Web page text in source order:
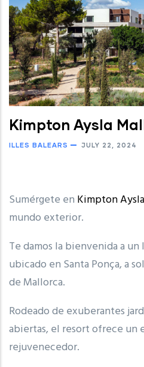
Kimpton Aysla
ILLES BALEARS JULY 22, 2024
Sumérgete en Kimpton
mundo exterior.
Te damos la bienvenida a
ubicado en Santa Ponça, a
de Mallorca.
Rodeado de exuberantes
abiertas, el resort ofrece un
rejuvenecedor.